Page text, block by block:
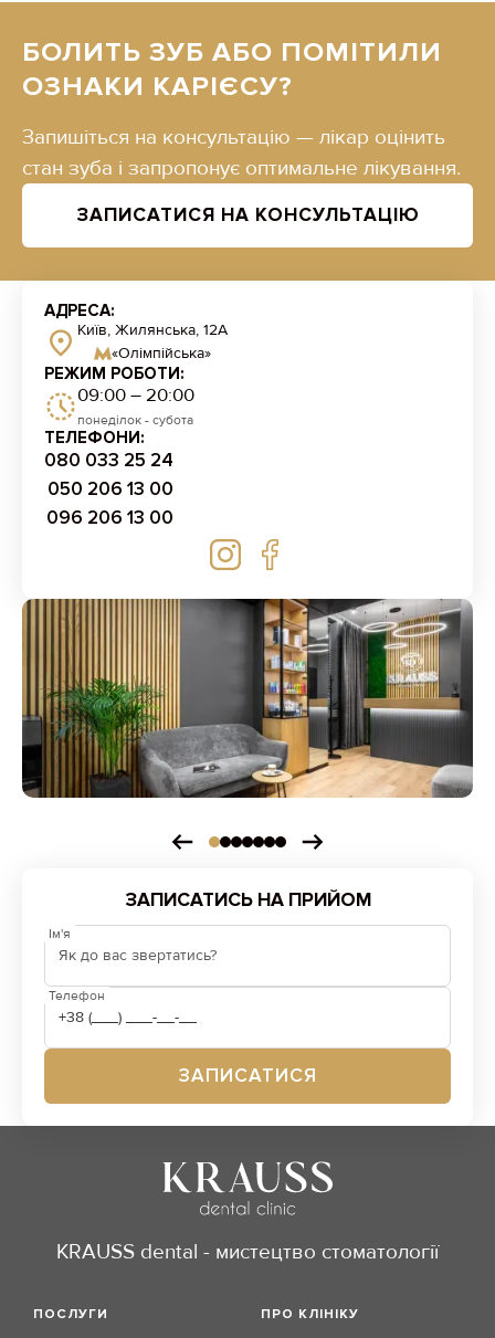
БОЛИТЬ ЗУБ АБО ПОМІТИЛИ
ОЗНАКИ КАРІЄСУ?
Запишіться на консультацію — лікар оцінить
стан зуба і запропонує оптимальне лікування.
ЗАПИСАТИСЯ НА КОНСУЛЬТАЦІЮ
АДРЕСА:
Київ, Жилянська, 12А
«Олімпійська»
РЕЖИМ РОБОТИ:
09:00 – 20:00
понеділок - субота
ТЕЛЕФОНИ:
080 033 25 24
050 206 13 00
096 206 13 00
ЗАПИСАТИСЬ НА ПРИЙОМ
Ім'я
Телефон
KRAUSS dental - мистецтво стоматології
ПОСЛУГИ ПРО КЛІНІКУ